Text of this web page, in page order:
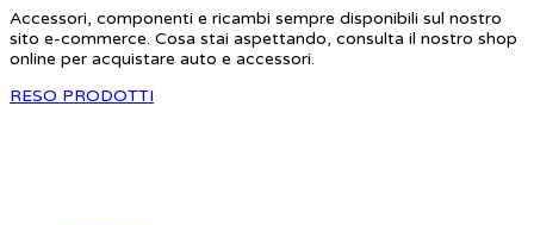
Accessori, componenti e ricambi sempre disponibili sul nostro
sito e-commerce. Cosa stai aspettando, consulta il nostro shop
online per acquistare auto e accessori.
RESO PRODOTTI